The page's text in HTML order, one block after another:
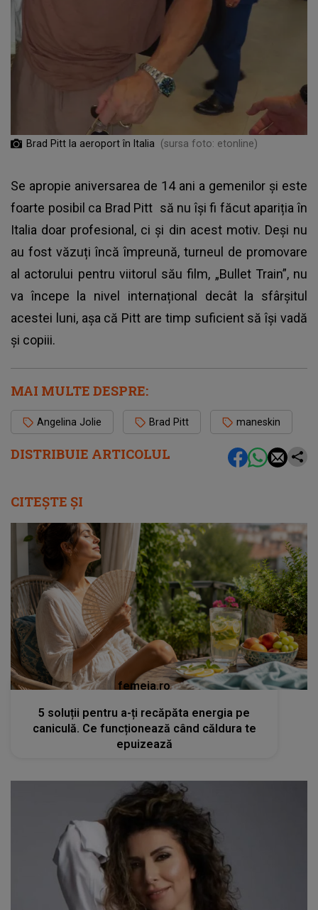
DISTRIBUIE ARTICOLUL
Brad Pitt la aeroport în Italia (sursa foto: etonline)
Se apropie aniversarea de 14 ani a gemenilor și este
foarte posibil ca Brad Pitt să nu își fi făcut apariția în
Italia doar profesional, ci și din acest motiv. Deși nu
au fost văzuți încă împreună, turneul de promovare
al actorului pentru viitorul său film, „Bullet Train”, nu
va începe la nivel internațional decât la sfârșitul
acestei luni, așa că Pitt are timp suficient să își vadă
și copiii.
MAI MULTE DESPRE:
Angelina Jolie Brad Pitt maneskin
CITEȘTE ȘI
femeia.ro
5 soluții pentru a-ți recăpăta energia pe
caniculă. Ce funcționează când căldura te
epuizează